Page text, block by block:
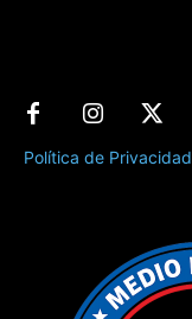
Política de Privacidad